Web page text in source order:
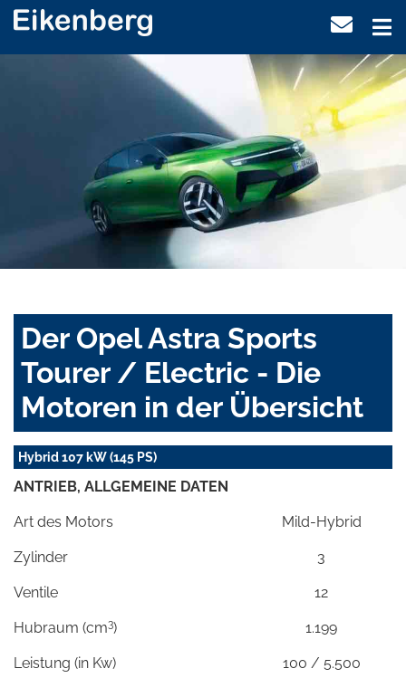
Der Opel Astra Sports
Tourer / Electric - Die
Motoren in der Übersicht
Hybrid 107 kW (145 PS)
ANTRIEB, ALLGEMEINE DATEN
Art des Motors Mild-Hybrid
Zylinder 3
Ventile 12
Hubraum (cm3) 1.199
Leistung (in Kw) 100 / 5.500